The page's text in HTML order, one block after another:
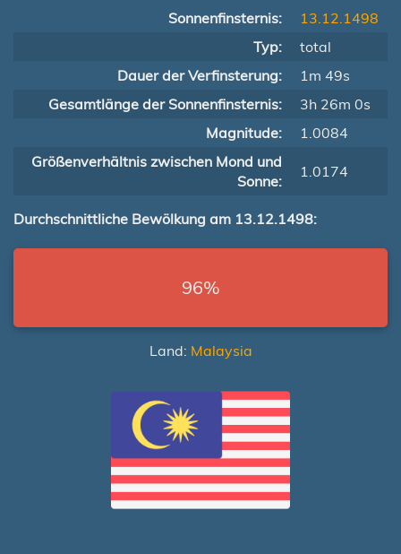
Sonnenfinsternis:
13.12.1498
Typ:
total
Dauer der Verfinsterung:
1m 49s
Gesamtlänge der Sonnenfinsternis:
3h 26m 0s
Magnitude:
1.0084
Größenverhältnis zwischen Mond und
Sonne:
1.0174
Durchschnittliche Bewölkung am 13.12.1498:
96%
Land: Malaysia